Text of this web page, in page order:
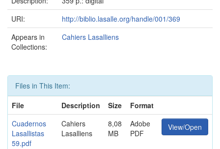
URI:
http://biblio.lasalle.org/handle/001/369
Appears in
Collections:
Cahiers Lasalliens
Files in This Item:
File
Description Size
Format
Cuadernos
Lasallistas
59.pdf
Cahiers
Lasalliens
8,08
MB
Adobe
PDF
View/Open